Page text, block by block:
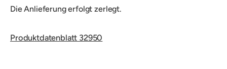
Die Anlieferung erfolgt zerlegt.
Produktdatenblatt 32950